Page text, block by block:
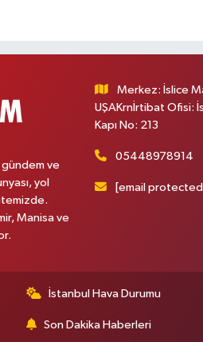
ve
yol
Manisa ve
Merkez: İslice
UŞAKrnİrtibat Ofisi:
Kapı No: 213
05448978914
[email
İstanbul Hava Durumu
Son Dakika Haberleri